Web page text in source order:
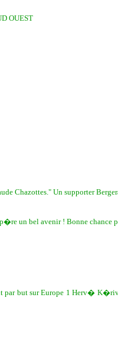
OUEST
Chazottes." Un supporter
un bel avenir ! Bonne chance
par but sur Europe 1 Herv�